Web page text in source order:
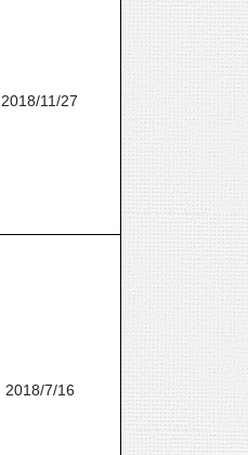
2018/11/27
2018/7/16